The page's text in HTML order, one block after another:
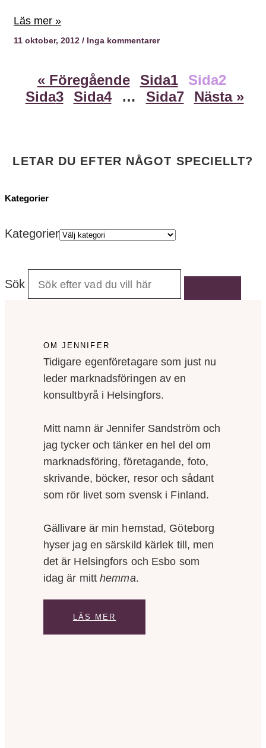
Läs mer »
11 oktober, 2012 Inga kommentarer
« Föregående Sida1 Sida2
Sida3 Sida4 … Sida7 Nästa »
LETAR DU EFTER NÅGOT SPECIELLT?
Kategorier
Kategorier
Sök
OM JENNIFER
Tidigare egenföretagare som just nu
leder marknadsföringen av en
konsultbyrå i Helsingfors.
Mitt namn är Jennifer Sandström och
jag tycker och tänker en hel del om
marknadsföring, företagande, foto,
skrivande, böcker, resor och sådant
som rör livet som svensk i Finland.
Gällivare är min hemstad, Göteborg
hyser jag en särskild kärlek till, men
det är Helsingfors och Esbo som
idag är mitthemma.
LÄS MER